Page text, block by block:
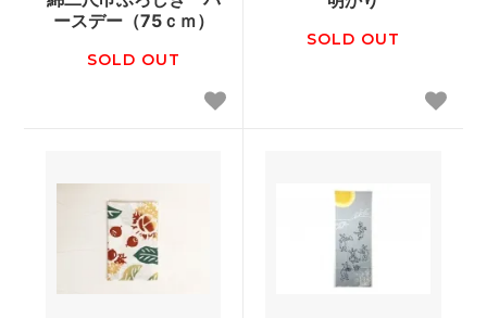
ースデー（75ｃｍ）
SOLD OUT
SOLD OUT